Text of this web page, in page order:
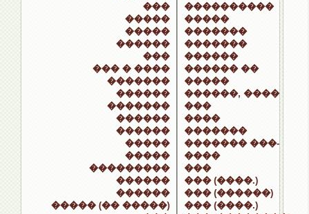
���
�����
�����
������
���
��� � ����
�������
������
�������
������
������
�����
�����
���������
������
������
����� (�� �����)
����������
�����
�������
�������
������
������ ��
�����
������, ����
���
����
�������
������� ���-
����
���
��� (����.)
��� (������)
��� (����.)